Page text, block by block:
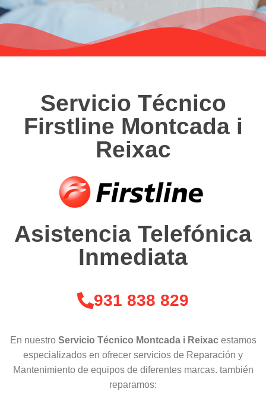
Servicio Técnico
Firstline Montcada i
Reixac
Asistencia Telefónica
Inmediata
931 838 829
En nuestro Servicio Técnico Montcada i Reixacestamos
especializados en ofrecer servicios de Reparación y
Mantenimiento de equipos de diferentes marcas. también
reparamos: